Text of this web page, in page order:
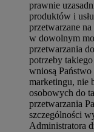
prawnie
produktów i
przetwarzane
w dowolnym
przetwarzania
potrzeby
wniosą
marketingu, nie
osobowych do
przetwarzania
szczególności
Administratora